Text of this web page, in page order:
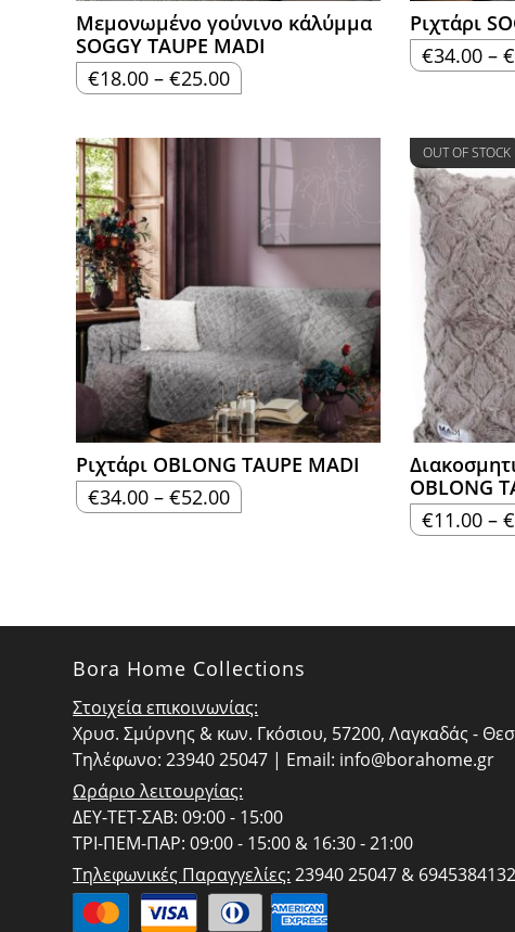
Μεμονωμένο γούνινo κάλύμμα
SOGGY TAUPE MADI
€18.00 – €25.00Price
range:
€25.00
Ριχτάρι
€34.00 – €
Ριχτάρι OBLONG TAUPE MADI
€34.00 – €52.00Price
range:
OUT OF STOCK
OBLONG
€11.00 – €
Bora Home Collections
Στοιχεία επικοινωνίας:
Χρυσ. Σμύρνης & κων. Γκόσιου, 57200, Λαγκαδάς -
Τηλέφωνο: 23940 25047 | Email: info@borahome.gr
Ωράριο λειτουργίας:
ΔΕΥ-ΤΕΤ-ΣΑΒ: 09:00 - 15:00
ΤΡΙ-ΠΕΜ-ΠΑΡ: 09:00 - 15:00 & 16:30 - 21:00
Τηλεφωνικές Παραγγελίες: 23940 25047 & 6945384132